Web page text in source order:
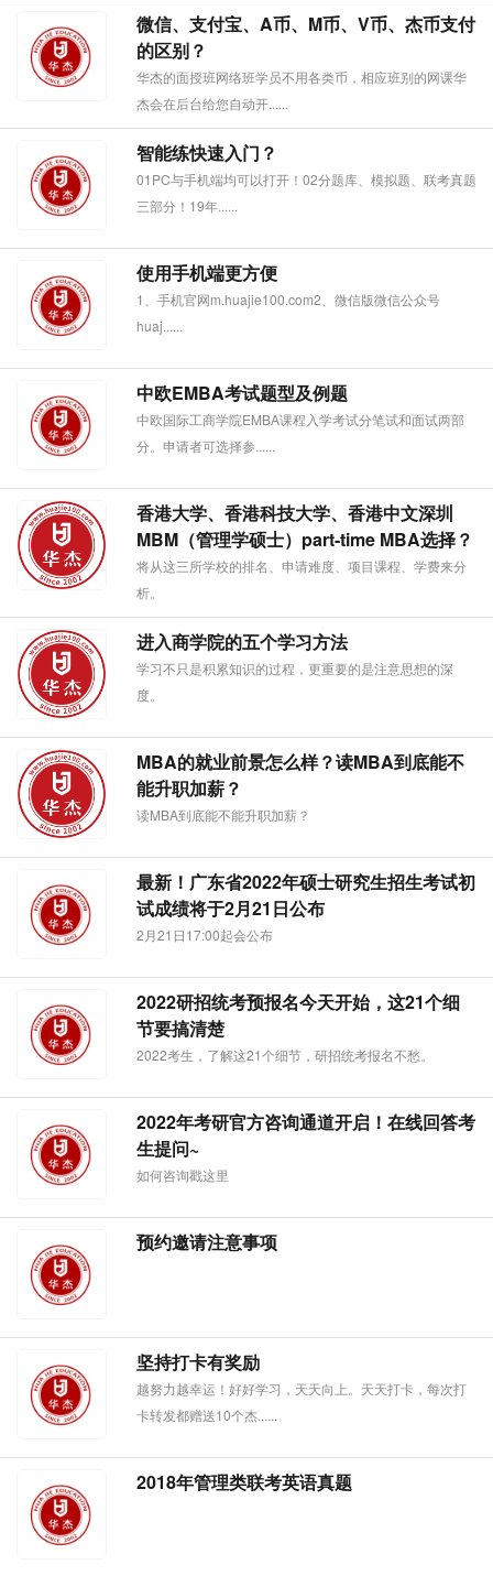
微信、支付宝、A币、M币、V币、杰币支付
的区别？
华杰的面授班网络班学员不用各类币，相应班别的网课华
杰会在后台给您自动开......
智能练快速入门？
01PC与手机端均可以打开！02分题库、模拟题、联考真题
三部分！19年......
使用手机端更方便
1、手机官网m.huajie100.com2、微信版微信公众号
huaj......
中欧EMBA考试题型及例题
中欧国际工商学院EMBA课程入学考试分笔试和面试两部
分。申请者可选择参......
香港大学、香港科技大学、香港中文深圳
MBM（管理学硕士）part-time MBA选择？
将从这三所学校的排名、申请难度、项目课程、学费来分
析。
进入商学院的五个学习方法
学习不只是积累知识的过程，更重要的是注意思想的深
度。
MBA的就业前景怎么样？读MBA到底能不
能升职加薪？
读MBA到底能不能升职加薪？
最新！广东省2022年硕士研究生招生考试初
试成绩将于2月21日公布
2月21日17:00起会公布
2022研招统考预报名今天开始，这21个细
节要搞清楚
2022考生，了解这21个细节，研招统考报名不愁。
2022年考研官方咨询通道开启！在线回答考
生提问~
如何咨询戳这里
预约邀请注意事项
坚持打卡有奖励
越努力越幸运！好好学习，天天向上。天天打卡，每次打
卡转发都赠送10个杰......
2018年管理类联考英语真题